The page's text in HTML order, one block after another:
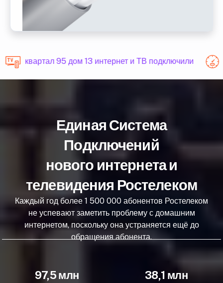
квартал 95 дом 13 интернет и ТВ подключили
Единая Система
Подключений
нового интернета и
телевидения Ростелеком
Каждый год более 1 500 000 абонентов Ростелеком
не успевают заметить проблему с домашним
интернетом, поскольку она устраняется ещё до
обращения абонента.
97,5 млн 38,1 млн